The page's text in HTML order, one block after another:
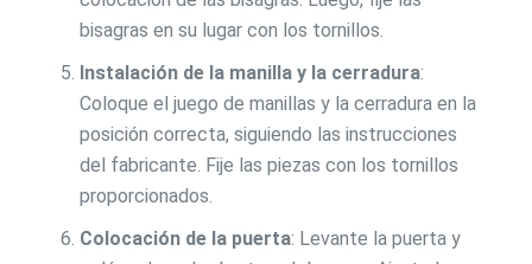
bisagras en su lugar con los tornillos.
Instalación de la manilla y la cerradura:
Coloque el juego de manillas y la cerradura en la
posición correcta, siguiendo las instrucciones
del fabricante. Fije las piezas con los tornillos
proporcionados.
Colocación de la puerta: Levante la puerta y